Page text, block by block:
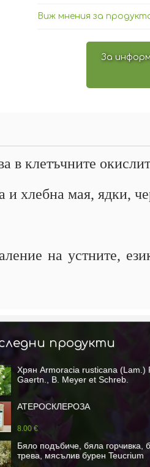
Виж мнения за
За
в клетъчните
и хлебна мая, ядки,
на устните,
продукти
Хрян Armoracia rusticana (Lam.)
Gaertn., В. Meyer et Schreb.
АТЕРОСКЛЕРОЗА
8.00 €
Бяло подъбиче, бяла горчивка,
трева, мясълив бурен Teucrium